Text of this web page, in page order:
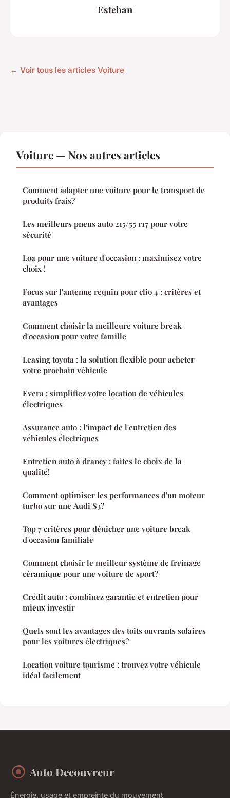
Esteban
← Voir tous les articles Voiture
Voiture — Nos autres articles
Comment adapter une voiture pour le transport de
produits frais?
Les meilleurs pneus auto 215/55 r17 pour votre
sécurité
Loa pour une voiture d'occasion : maximisez votre
choix !
Focus sur l'antenne requin pour clio 4 : critères et
avantages
Comment choisir la meilleure voiture break
d'occasion pour votre famille
Leasing toyota : la solution flexible pour acheter
votre prochain véhicule
Evera : simplifiez votre location de véhicules
électriques
Assurance auto : l'impact de l'entretien des
véhicules électriques
Entretien auto à drancy : faites le choix de la
qualité!
Comment optimiser les performances d'un moteur
turbo sur une Audi S3?
Top 7 critères pour dénicher une voiture break
d'occasion familiale
Comment choisir le meilleur système de freinage
céramique pour une voiture de sport?
Crédit auto : combinez garantie et entretien pour
mieux investir
Quels sont les avantages des toits ouvrants solaires
pour les voitures électriques?
Location voiture tourisme : trouvez votre véhicule
idéal facilement
Auto Decouvreur
Énergie, usage et empreinte du mouvement